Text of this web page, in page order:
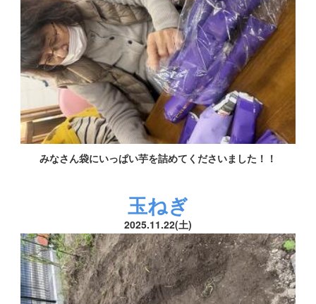
みなさん袋にいっぱい芋を詰めてくださいました！！
玉ねぎ
2025.11.22(土)